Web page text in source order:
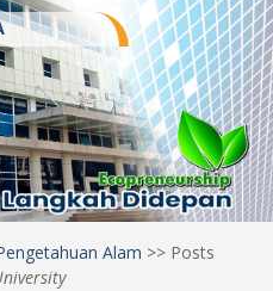
Alam >> Posts